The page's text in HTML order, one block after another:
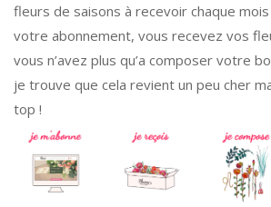
fleurs de saisons à recevoir chaque
votre abonnement, vous recevez vos
vous n’avez plus qu’a composer votre
je trouve que cela revient un peu cher
top !